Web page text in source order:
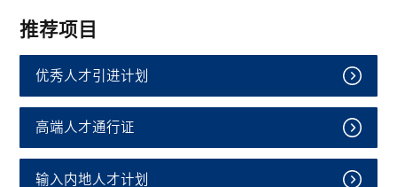
推荐项目
优秀人才引进计划
高端人才通行证
输入内地人才计划